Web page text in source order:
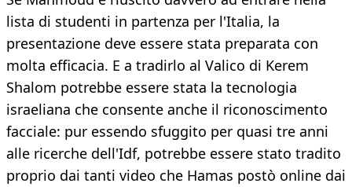
lista di studenti in partenza per l'Italia, la
presentazione deve essere stata preparata con
molta efficacia. E a tradirlo al Valico di Kerem
Shalom potrebbe essere stata la tecnologia
israeliana che consente anche il riconoscimento
facciale: pur essendo sfuggito per quasi tre anni
alle ricerche dell'Idf, potrebbe essere stato tradito
proprio dai tanti video che Hamas postò online dai